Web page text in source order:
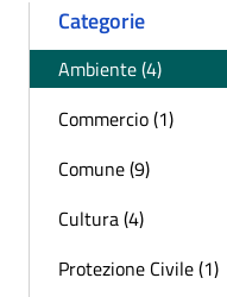
Categorie
Ambiente (4)
Commercio (1)
Comune (9)
Cultura (4)
Protezione Civile (1)